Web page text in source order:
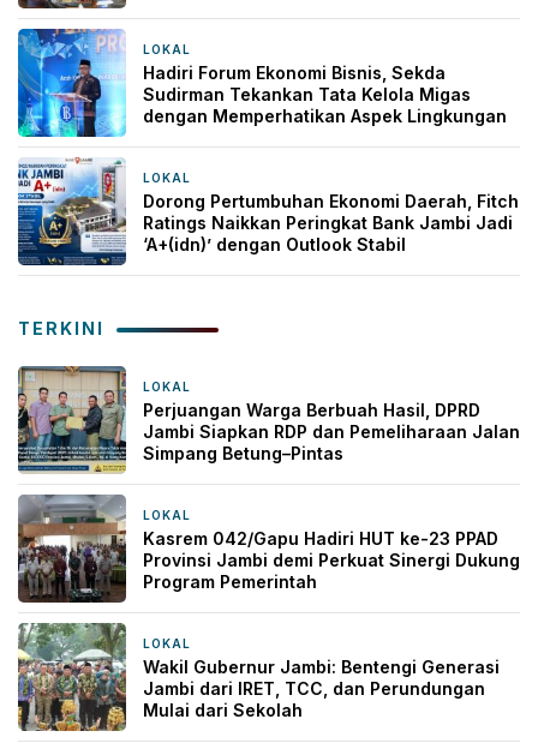
LOKAL
Hadiri Forum Ekonomi Bisnis, Sekda
Sudirman Tekankan Tata Kelola Migas
dengan Memperhatikan Aspek Lingkungan
LOKAL
Dorong Pertumbuhan Ekonomi Daerah, Fitch
Ratings Naikkan Peringkat Bank Jambi Jadi
‘A+(idn)’ dengan Outlook Stabil
TERKINI
LOKAL
Perjuangan Warga Berbuah Hasil, DPRD
Jambi Siapkan RDP dan Pemeliharaan Jalan
Simpang Betung–Pintas
LOKAL
Kasrem 042/Gapu Hadiri HUT ke-23 PPAD
Provinsi Jambi demi Perkuat Sinergi Dukung
Program Pemerintah
LOKAL
Wakil Gubernur Jambi: Bentengi Generasi
Jambi dari IRET, TCC, dan Perundungan
Mulai dari Sekolah